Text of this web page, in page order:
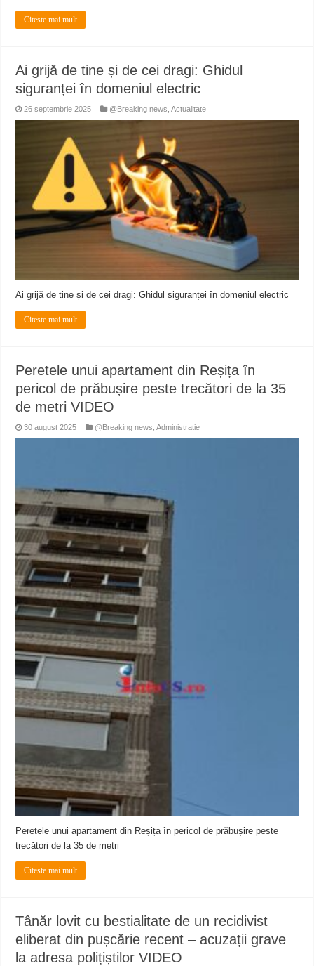
Citeste mai mult
Ai grijă de tine și de cei dragi: Ghidul
siguranței în domeniul electric
26 septembrie 2025 @Breaking news ,Actualitate
Ai grijă de tine și de cei dragi: Ghidul siguranței în domeniul electric
Citeste mai mult
Peretele unui apartament din Reșița în
pericol de prăbușire peste trecători de la 35
de metri VIDEO
30 august 2025 @Breaking news ,Administratie
Peretele unui apartament din Reșița în pericol de prăbușire peste
trecători de la 35 de metri
Citeste mai mult
Tânăr lovit cu bestialitate de un recidivist
eliberat din pușcărie recent – acuzații grave
la adresa polițiștilor VIDEO